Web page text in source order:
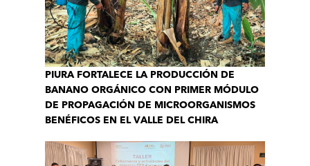
PIURA FORTALECE LA PRODUCCIÓN DE
BANANO ORGÁNICO CON PRIMER MÓDULO
DE PROPAGACIÓN DE MICROORGANISMOS
BENÉFICOS EN EL VALLE DEL CHIRA